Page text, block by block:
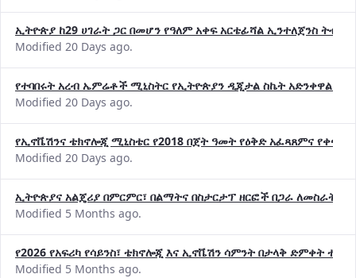
ኢትዮጵያ ከ29 ሀገራት ጋር በመሆን የዓለም አቀፍ አርቴፊሻል ኢንተለጀንስ
Modified 20 Days ago.
የተባበሩት አረብ ኤምሬቶች ሚኒስትር የኢትዮጵያን ዲጂታል ስኬት አድንቀዋል
Modified 20 Days ago.
የኢኖቬሽንና ቴክኖሎጂ ሚኒስቴር የ2018 በጀት ዓመት የዕቅድ አፈጻጸምና
Modified 20 Days ago.
ኢትዮጵያና አልጄሪያ በምርምር፣ በልማትና በስታርታፕ ዘርፎች በጋራ ለመስራት
Modified 5 Months ago.
የ2026 የአፍሪካ የሳይንስ፣ ቴክኖሎጂ እና ኢኖቬሽን ሳምንት በታላቅ ድምቀት
Modified 5 Months ago.